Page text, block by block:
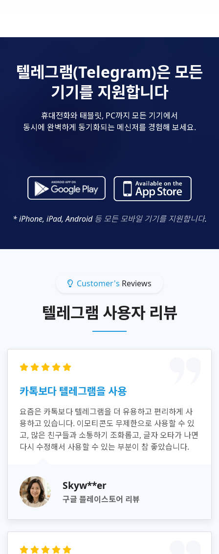
텔레그램(Telegram)은 모든
기기를 지원합니다
휴대전화와 태블릿, PC까지 모든 기기에서
동시에 완벽하게 동기화되는 메신저를 경험해 보세요.
* iPhone, iPad, Android 등 모든 모바일 기기를 지원합니다.
Customer's Reviews
텔레그램 사용자 리뷰
카톡보다 텔레그램을 사용
요즘은 카톡보다 텔레그램을 더 유용하고 편리하게 사
용하고 있습니다. 이모티콘도 무제한으로 사용할 수 있
고, 많은 친구들과 소통하기 조화롭고, 글자 오타가 나면
다시 수정해서 사용할 수 있는 부분이 참 좋았습니다.
Skyw**er
구글 플레이스토어 리뷰